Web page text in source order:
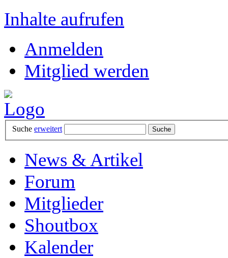
Inhalte aufrufen
Anmelden
Mitglied werden
Suche erweitert
News & Artikel
Forum
Mitglieder
Shoutbox
Kalender